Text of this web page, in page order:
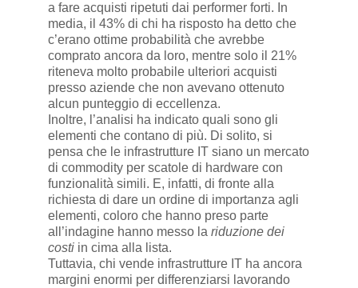
a fare acquisti ripetuti dai performer forti. In
media, il 43% di chi ha risposto ha detto che
c’erano ottime probabilità che avrebbe
comprato ancora da loro, mentre solo il 21%
riteneva molto probabile ulteriori acquisti
presso aziende che non avevano ottenuto
alcun punteggio di eccellenza.
Inoltre, l’analisi ha indicato quali sono gli
elementi che contano di più. Di solito, si
pensa che le infrastrutture IT siano un mercato
di commodity per scatole di hardware con
funzionalità simili. E, infatti, di fronte alla
richiesta di dare un ordine di importanza agli
elementi, coloro che hanno preso parte
all’indagine hanno messo la riduzione dei
costi in cima alla lista.
Tuttavia, chi vende infrastrutture IT ha ancora
margini enormi per differenziarsi lavorando